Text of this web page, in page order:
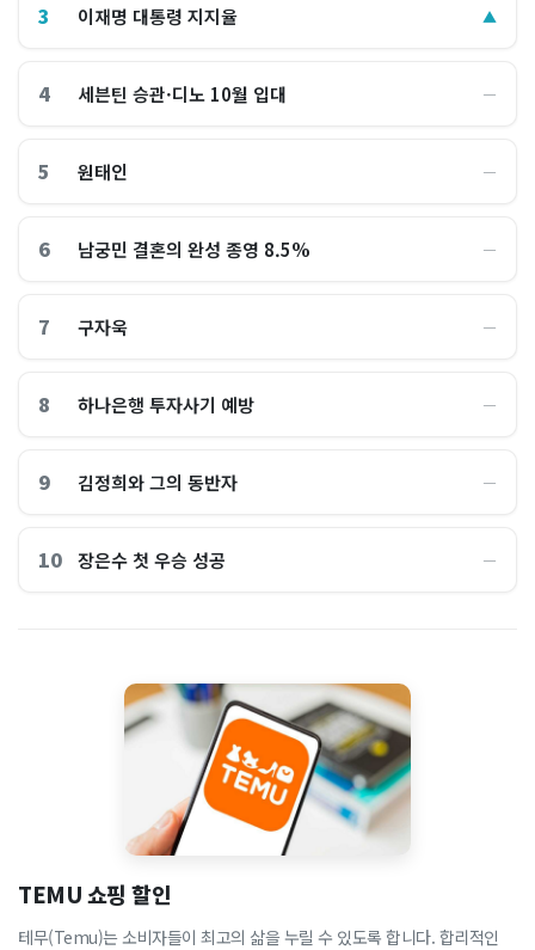
3 이재명 대통령 지지율 ▲
4 세븐틴 승관·디노 10월 입대 ―
5 원태인 ―
6 남궁민 결혼의 완성 종영 8.5% ―
7 구자욱 ―
8 하나은행 투자사기 예방 ―
9 김정희와 그의 동반자 ―
10 장은수 첫 우승 성공 ―
TEMU 쇼핑 할인
테무(Temu)는 소비자들이 최고의 삶을 누릴 수 있도록 합니다. 합리적인